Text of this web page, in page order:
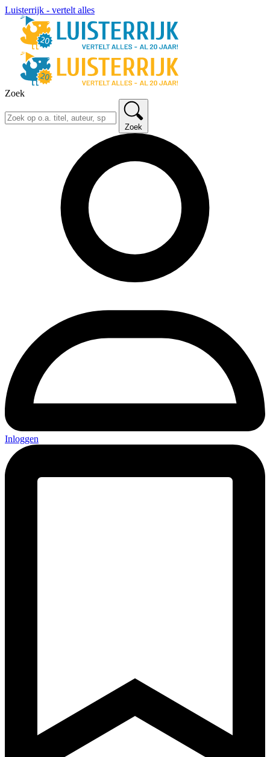
Luisterrijk - vertelt alles
Zoek
Zoek
Inloggen